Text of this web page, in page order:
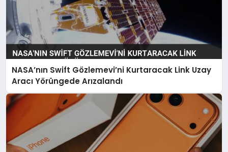
NASA’nın Swift Gözlemevi’ni Kurtaracak Link Uzay
Aracı Yörüngede Arızalandı